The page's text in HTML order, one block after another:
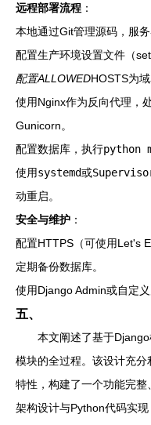
远程部署流程 ：
本地通过Git管理源码，服务
配置生产环境设置文件（
配置ALLOWEDHOSTS为
使用Nginx作为反向代理，
Gunicorn。
配置数据库，执行python
使用systemd或
动重启。
安全与维护 ：
配置HTTPS（可使用Let's
定期备份数据库。
使用Django Admin或自定
五、
本文阐述了基于
模块的全过程。该设计充
特性，构建了一个功能完
架构设计与Python代码实